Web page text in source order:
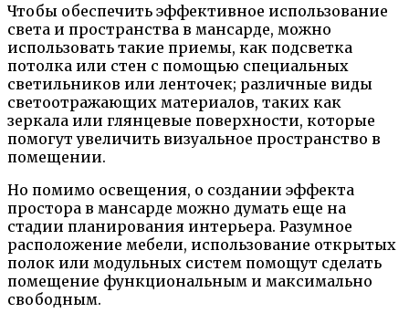
Чтобы обеспечить эффективное использование
света и пространства в мансарде, можно
использовать такие приемы, как подсветка
потолка или стен с помощью специальных
светильников или ленточек; различные виды
светоотражающих материалов, таких как
зеркала или глянцевые поверхности, которые
помогут увеличить визуальное пространство в
помещении.
Но помимо освещения, о создании эффекта
простора в мансарде можно думать еще на
стадии планирования интерьера. Разумное
расположение мебели, использование открытых
полок или модульных систем помощут сделать
помещение функциональным и максимально
свободным.